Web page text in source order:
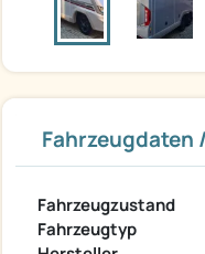
Fahrzeugdaten
Fahrzeugzustand
Fahrzeugtyp